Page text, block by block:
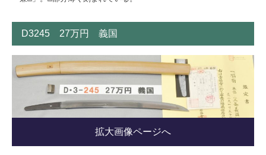
D3245 27万円 義国
拡大画像ページへ